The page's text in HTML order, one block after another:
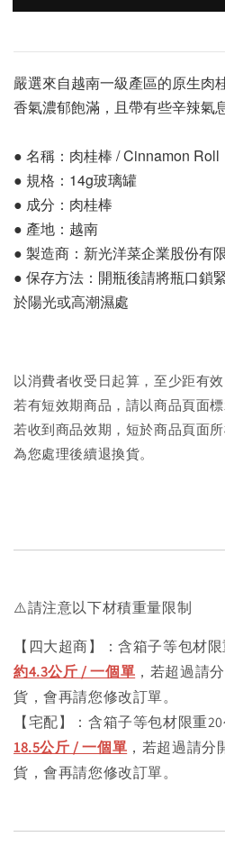
嚴選來自越南一級產區的原生肉
香氣濃郁飽滿，且帶有些辛辣氣息
● 名稱：肉桂棒 / Cinnamon Roll
● 規格：14g玻璃罐
● 成分：肉桂棒
● 產地：越南
● 製造商：新光洋菜企業股份有
● 保存方法：開瓶後請將瓶口鎖
於陽光或高潮濕處
以消費者收受日起算，至少距有效
若有短效期商品，請以商品頁面標
若收到商品效期，短於商品頁面
為您處理後續退換貨。
⚠️請注意以下材積重量限制
【四大超商】：含箱子等包材限
約4.3公斤 / 一個單 ，若超過請
貨，會再請您修改訂單。
【宅配】：含箱子等包材限重20
18.5公斤 / 一個單 ，若超過請分
貨，會再請您修改訂單。